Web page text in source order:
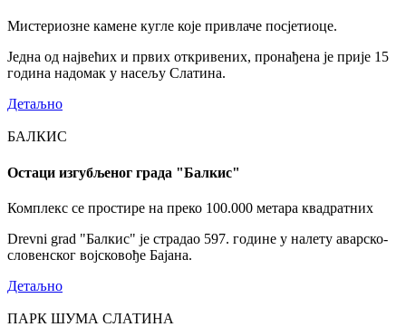
Мистериозне камене кугле које привлаче посјетиоце.
Једна од највећих и првих откривених, пронађена је прије 15
година надомак у насељу Слатина.
Детаљно
БАЛКИС
Остаци изгубљеног града "Балкис"
Комплекс се простире на преко 100.000 метара квадратних
Drevni grad "Балкис" је страдао 597. године у налету аварско-
словенског војсковође Бајана.
Детаљно
ПАРК ШУМА СЛАТИНА